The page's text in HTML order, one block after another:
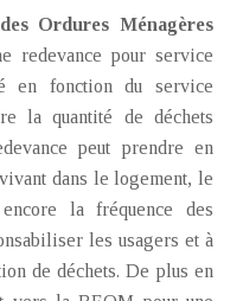
Ordures Ménagères
redevance pour service
en fonction du service
la quantité de déchets
peut prendre en
dans le logement, le
la fréquence des
les usagers et à
de déchets. De plus en